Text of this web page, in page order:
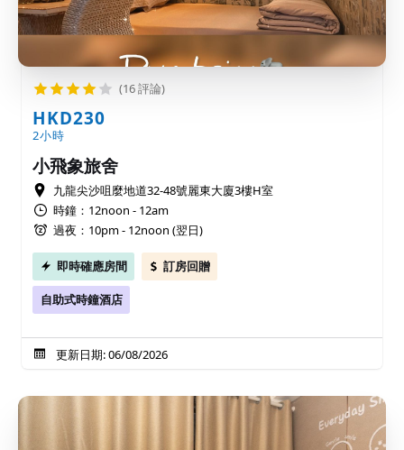
(16 評論)
HKD230
2小時
小飛象旅舍
九龍尖沙咀麼地道32-48號麗東大廈3樓H室
時鐘：12noon - 12am
過夜：10pm - 12noon (翌日)
即時確應房間 訂房回贈
自助式時鐘酒店
更新日期: 06/08/2026